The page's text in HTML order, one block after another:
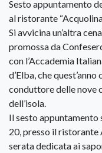
Sesto appuntamento
al ristorante
Si avvicina un’altra
promossa da
con l’Accademia
d’Elba, che
conduttore delle nove
dell’isola.
Il sesto appuntamento
20, presso il ristorante
serata dedicata ai